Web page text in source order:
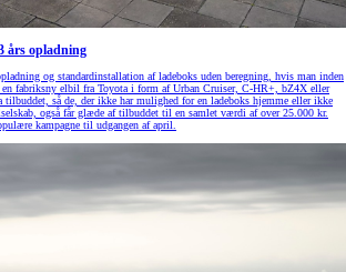
års opladning
og standardinstallation af ladeboks uden beregning, hvis man inden
en fabriksny elbil fra Toyota i form af Urban Cruiser, C-HR+, bZ4X eller
så de, der ikke har mulighed for en ladeboks hjemme eller ikke
også får glæde af tilbuddet til en samlet værdi af over 25.000 kr.
kampagne til udgangen af april.